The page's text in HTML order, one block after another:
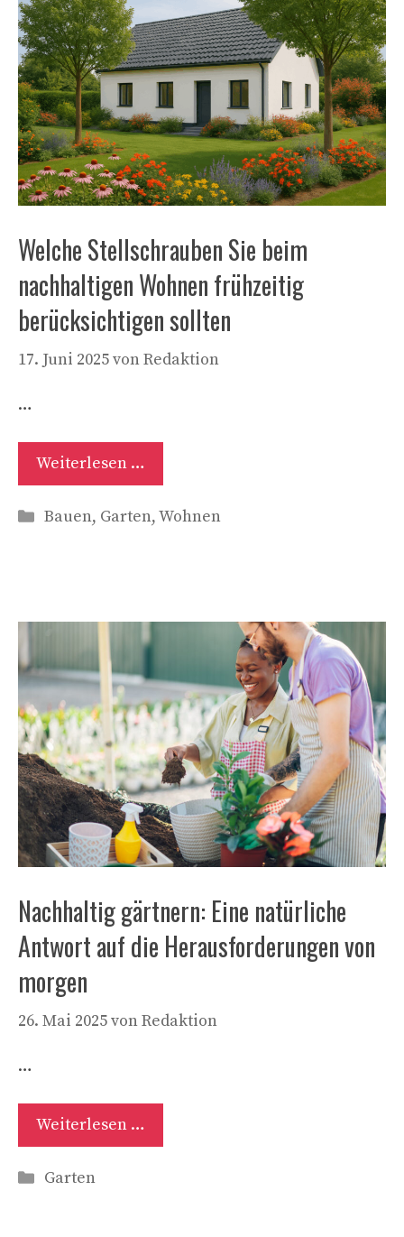
Welche Stellschrauben Sie beim
nachhaltigen Wohnen frühzeitig
berücksichtigen sollten
17. Juni 2025vonRedaktion
…
Weiterlesen …
Kategorien
Bauen, Garten,Wohnen
Nachhaltig gärtnern: Eine natürliche
Antwort auf die Herausforderungen von
morgen
26. Mai 2025vonRedaktion
…
Weiterlesen …
Kategorien
Garten